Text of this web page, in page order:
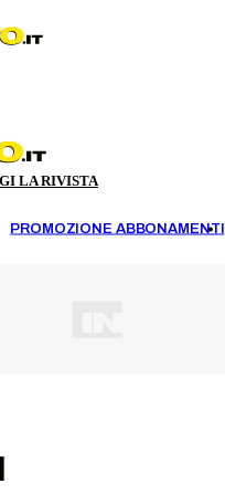
LA RIVISTA
PROMOZIONE ABBONAMENTI